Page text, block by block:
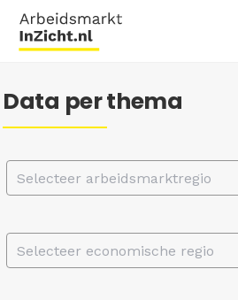
Data per thema
Selecteer arbeidsmarktregio
Selecteer economische regio